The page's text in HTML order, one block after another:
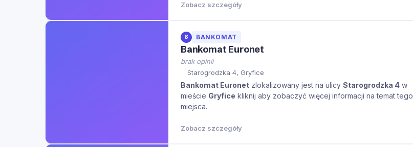
Zobacz szczegóły
8 BANKOMAT
Bankomat Euronet
brak opinii
Starogrodzka 4, Gryfice
Bankomat Euronet zlokalizowany jest na ulicy Starogrodzka 4 w
mieście Gryfice kliknij aby zobaczyć więcej informacji na temat tego
miejsca.
Zobacz szczegóły